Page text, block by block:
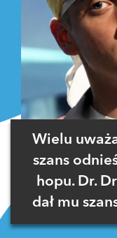
Wielu
szans
hopu. Dr.
dał mu